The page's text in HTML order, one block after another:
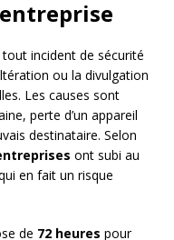
incident de sécurité
ou la divulgation
Les causes sont
perte d’un appareil
destinataire. Selon
ont subi au
en fait un risque
de 72 heures pour